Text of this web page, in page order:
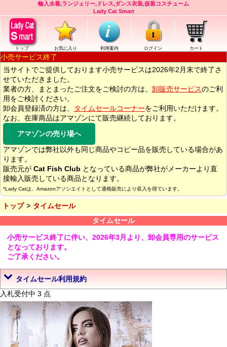
輸入水着,ランジェリー,ドレス,ダンス衣装,仮装コスチューム
Lady Cat Smart
トップ お気に入り 利用案内 ログイン カート
小売サービス終了
当サイトでご提供しております小売サービスは2026年2月末で終了さ
せていただきました。
業者の方、まとまったご注文をご検討の方は、 卸販売サービスのご利
用をご検討ください。
卸会員登録済の方は、
タイムセールコーナーをご利用いただけます。
なお、在庫商品はアマゾンにて販売継続しております。
アマゾンの売り場へ
アマゾンでは弊社以外も同じ商品やコピー品を販売している場合があ
ります。
販売元が Cat Fish Club となっている商品が弊社がメーカーより直
接輸入販売している商品となります。
*Lady Catは、Amazonアソシエイトとして適格販売により収入を得ています。
トップ
タイムセール
タイムセール
小売サービス終了に伴い、2026年3月より、卸会員専用のサービス
となっております。
ご了承ください。
タイムセール利用規約
入札受付中 3 点